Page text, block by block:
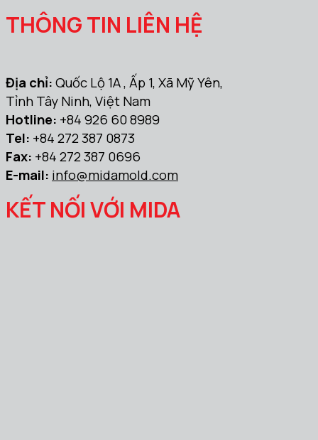
THÔNG TIN LIÊN HỆ
Địa chỉ:Quốc Lộ 1A , Ấp 1, Xã Mỹ Yên,
Tỉnh Tây Ninh, Việt Nam
Hotline: +84 926 60 8989
Tel: +84 272 387 0873
Fax: +84 272 387 0696
E-mail: info@midamold.com
KẾT NỐI VỚI MIDA